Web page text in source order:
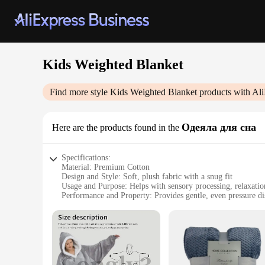
Kids Weighted Blanket
Find more style Kids Weighted Blanket products with
Here are the products found in the Одеяла для сна
Specifications:
Material: Premium Cotton
Design and Style: Soft, plush fabric with a snug fit
Usage and Purpose: Helps with sensory processing,
Performance and Property: Provides gentle, even pressure
Parts and Accessories: Includes a cozy removable duvet
Features:
**Comfort and Calm for Little Ones**
The Kids Weighted Blanket is meticulously crafted to
of a gentle hug, promoting relaxation and aiding in the